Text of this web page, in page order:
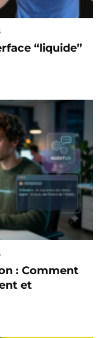
“liquide”
: Comment
et